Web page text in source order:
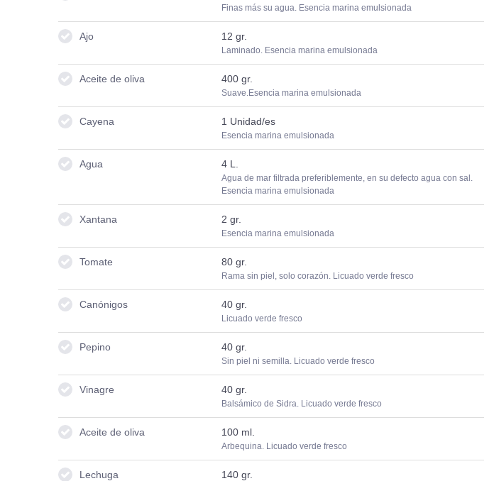
Finas más su agua. Esencia marina emulsionada
Ajo 12 gr.
Laminado. Esencia marina emulsionada
Aceite de oliva 400gr.
Suave.Esencia marina emulsionada
Cayena 1 Unidad/es
Esencia marina emulsionada
Agua 4L.
Agua de mar filtrada preferiblemente, en su defecto agua con sal.
Esencia marina emulsionada
Xantana 2 gr.
Esencia marina emulsionada
Tomate 80gr.
Rama sin piel, solo corazón. Licuado verde fresco
Canónigos 40gr.
Licuado verde fresco
Pepino 40gr.
Sin piel ni semilla. Licuado verde fresco
Vinagre 40gr.
Balsámico de Sidra. Licuado verde fresco
Aceite de oliva 100ml.
Arbequina. Licuado verde fresco
Lechuga 140gr.